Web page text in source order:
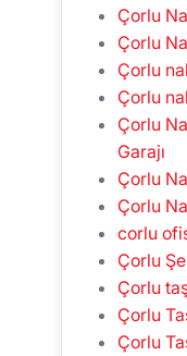
Çorlu
Çorlu
Çorlu
Çorlu
Çorlu
Garajı
Çorlu
Çorlu
corlu
Çorlu
Çorlu
Çorlu
Çorlu